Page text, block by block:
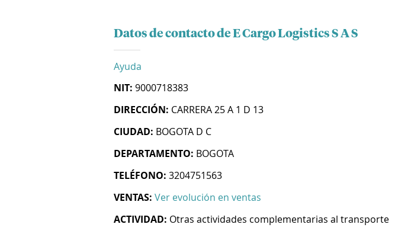
Datos de contacto de E Cargo Logistics S A S
Ayuda
NIT: 9000718383
DIRECCIÓN: CARRERA 25 A 1 D 13
CIUDAD: BOGOTA D C
DEPARTAMENTO: BOGOTA
TELÉFONO: 3204751563
VENTAS: Ver evolución en ventas
ACTIVIDAD: Otras actividades complementarias al transporte